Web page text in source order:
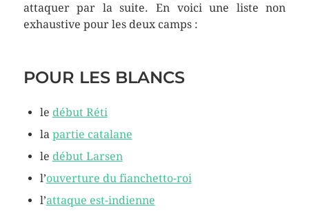
attaquer par la suite. En voici une liste non
exhaustive pour les deux camps :
POUR LES BLANCS
le début Réti
la partie catalane
le début Larsen
l’ouverture du fianchetto-roi
l’attaque est-indienne